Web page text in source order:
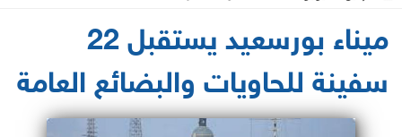
ميناء بورسعيد يستقبل 22
سفينة للحاويات والبضائع العامة